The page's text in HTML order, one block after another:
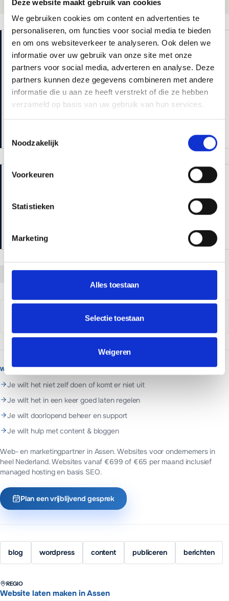
Deze website maakt gebruik van cookies
We gebruiken cookies om content en advertenties te
personaliseren, om functies voor social media te bieden
en om ons websiteverkeer te analyseren. Ook delen we
informatie over uw gebruik van onze site met onze
partners voor social media, adverteren en analyse. Deze
partners kunnen deze gegevens combineren met andere
informatie die u aan ze heeft verstrekt of die ze hebben
verzameld op basis van uw gebruik van hun services.
Noodzakelijk
Voorkeuren
Statistieken
Marketing
Alles toestaan
Selectie toestaan
Weigeren
VEELGEMAAKTE FOUTEN
Geen uitgelichte afbeelding instellen: je blog ziet er kaal
uit op social media
Te lange URL's met stopwoorden: houd je slug kort en
beschrijvend
Geen interne links naar andere pagina's: dit is slecht voor
ZIE OOK
Wat is lokale SEO en hoe werkt het?
Lead Developer & oprichter·24 februari 2026
WANNEER MADA TECH INSCHAKELEN?
Je wilt het niet zelf doen of komt er niet uit
Je wilt het in een keer goed laten regelen
Je wilt doorlopend beheer en support
Je wilt hulp met content & bloggen
Web- en marketingpartner in Assen. Websites voor ondernemers in
heel Nederland.Websites vanaf €699 of €65 per maand inclusief
managed hosting en basis SEO.
Plan een vrijblijvend gesprek
blog wordpress content publiceren berichten
REGIO
Website laten maken in Assen